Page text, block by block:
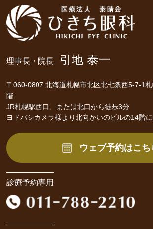
理事長・院長 引地 泰一
〒060-0807 北海道札幌市北区北七条西5-7-1
階
JR札幌駅西口、または北口から徒歩3分
ヨドバシカメラ様より北向かいのビルの14階に
ウェブ予約はこち
診療予約専用